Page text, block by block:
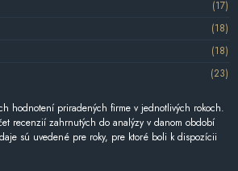
(17)
(18)
(18)
(23)
hodnotení priradených firme v jednotlivých rokoch.
recenzií zahrnutých do analýzy v danom období
sú uvedené pre roky, pre ktoré boli k dispozícii